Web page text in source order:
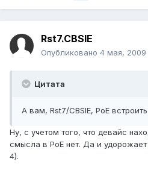
Rst7.CBSIE
Опубликовано 4 мая, 2009
Цитата
А вам, Rst7/CBSIE, PoE
Ну, с учетом того, что девайс
смысла в PoE нет. Да и
4).